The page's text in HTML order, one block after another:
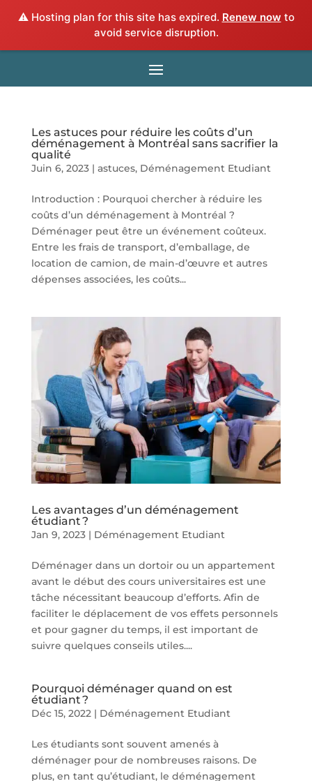
⚠️ Hosting plan for this site has expired. Renew now to
avoid service disruption.
Les astuces pour réduire les coûts d’un
déménagement à Montréal sans sacrifier la
qualité
Juin 6, 2023| astuces, Déménagement Etudiant
Introduction : Pourquoi chercher à réduire les
coûts d’un déménagement à Montréal ?
Déménager peut être un événement coûteux.
Entre les frais de transport, d’emballage, de
location de camion, de main-d’œuvre et autres
dépenses associées, les coûts...
Les avantages d’un déménagement
étudiant ?
Jan 9, 2023| Déménagement Etudiant
Déménager dans un dortoir ou un appartement
avant le début des cours universitaires est une
tâche nécessitant beaucoup d’efforts. Afin de
faciliter le déplacement de vos effets personnels
et pour gagner du temps, il est important de
suivre quelques conseils utiles....
Pourquoi déménager quand on est
étudiant ?
Déc 15, 2022| Déménagement Etudiant
Les étudiants sont souvent amenés à
déménager pour de nombreuses raisons. De
plus, en tant qu’étudiant, le déménagement